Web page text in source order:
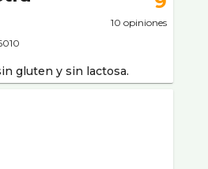
10 opiniones
gluten y sin lactosa.